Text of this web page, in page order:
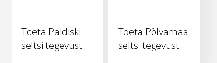
Toeta Paldiski
seltsi tegevust
Toeta Põlvamaa
seltsi tegevust